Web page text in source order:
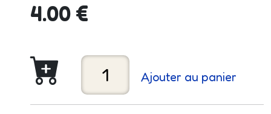
4.00 €
Ajouter au panier